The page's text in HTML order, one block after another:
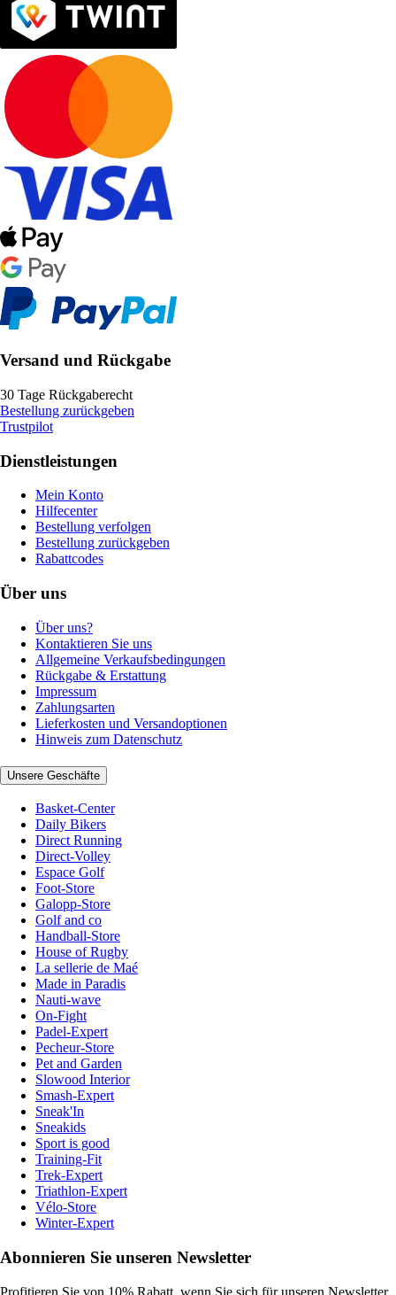
Versand und Rückgabe
30 Tage Rückgaberecht
Bestellung zurückgeben
Trustpilot
Dienstleistungen
Mein Konto
Hilfecenter
Bestellung verfolgen
Bestellung zurückgeben
Rabattcodes
Über uns
Über uns?
Kontaktieren Sie uns
Allgemeine Verkaufsbedingungen
Rückgabe & Erstattung
Impressum
Zahlungsarten
Lieferkosten und Versandoptionen
Hinweis zum Datenschutz
Unsere Geschäfte
Basket-Center
Daily Bikers
Direct Running
Direct-Volley
Espace Golf
Foot-Store
Galopp-Store
Golf and co
Handball-Store
House of Rugby
La sellerie de Maé
Made in Paradis
Nauti-wave
On-Fight
Padel-Expert
Pecheur-Store
Pet and Garden
Slowood Interior
Smash-Expert
Sneak'In
Sneakids
Sport is good
Training-Fit
Trek-Expert
Triathlon-Expert
Vélo-Store
Winter-Expert
Abonnieren Sie unseren Newsletter
Profitieren Sie von 10% Rabatt, wenn Sie sich für unseren Newsletter